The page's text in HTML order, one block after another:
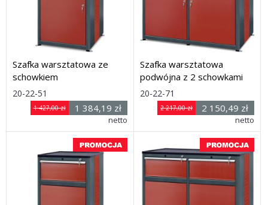
Szafka warsztatowa ze
schowkiem
20-22-51
1 384,19 zł
1 427,00 zł
netto
Dostawa: 21 dni
Szafka warsztatowa
podwójna z 2 schowkami
20-22-71
2 150,49 zł
2 217,00 zł
netto
mm
Dostawa: 21 dni